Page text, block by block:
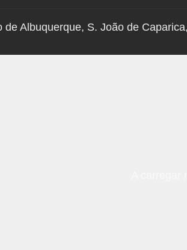
de Albuquerque, S. João de